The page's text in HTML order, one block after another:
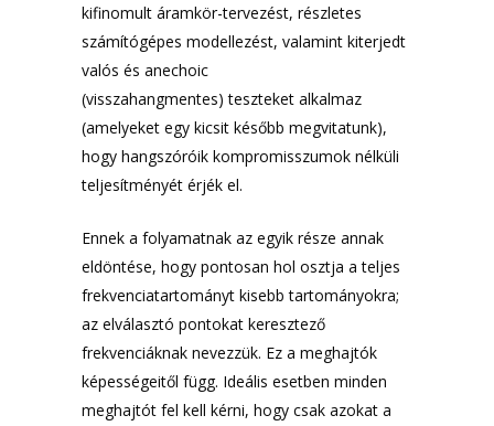
kifinomult áramkör-tervezést, részletes
számítógépes modellezést, valamint kiterjedt
valós és anechoic
(visszahangmentes) teszteket alkalmaz
(amelyeket egy kicsit később megvitatunk),
hogy hangszóróik kompromisszumok nélküli
teljesítményét érjék el.
Ennek a folyamatnak az egyik része annak
eldöntése, hogy pontosan hol osztja a teljes
frekvenciatartományt kisebb tartományokra;
az elválasztó pontokat keresztező
frekvenciáknak nevezzük. Ez a meghajtók
képességeitől függ. Ideális esetben minden
meghajtót fel kell kérni, hogy csak azokat a